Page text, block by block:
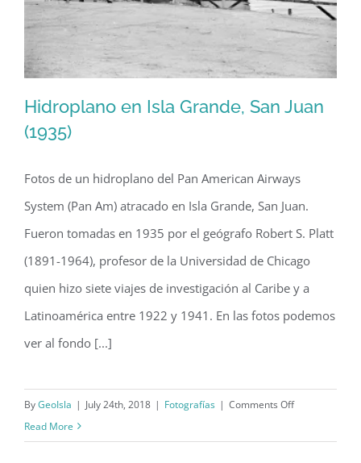
murallas
en
(1940)
Hidroplano en Isla Grande, San Juan
(1935)
Hidroplano en Isla Grande, San Juan
(1935)
Fotos de un hidroplano del Pan American Airways
System (Pan Am) atracado en Isla Grande, San Juan.
Fueron tomadas en 1935 por el geógrafo Robert S. Platt
(1891-1964), profesor de la Universidad de Chicago
quien hizo siete viajes de investigación al Caribe y a
Latinoamérica entre 1922 y 1941. En las fotos podemos
ver al fondo [...]
ByGeoIsla | July 24th, 2018 | Fotografías | Comments Offon
Read More